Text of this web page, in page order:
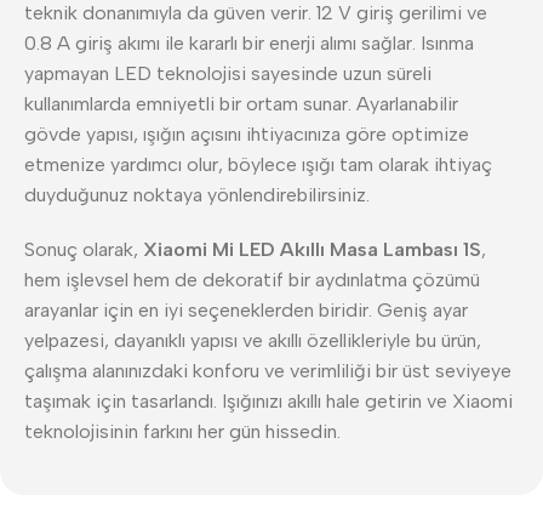
teknik donanımıyla da güven verir. 12 V giriş gerilimi ve
0.8 A giriş akımı ile kararlı bir enerji alımı sağlar. Isınma
yapmayan LED teknolojisi sayesinde uzun süreli
kullanımlarda emniyetli bir ortam sunar. Ayarlanabilir
gövde yapısı, ışığın açısını ihtiyacınıza göre optimize
etmenize yardımcı olur, böylece ışığı tam olarak ihtiyaç
duyduğunuz noktaya yönlendirebilirsiniz.
Sonuç olarak, Xiaomi Mi LED Akıllı Masa Lambası 1S,
hem işlevsel hem de dekoratif bir aydınlatma çözümü
arayanlar için en iyi seçeneklerden biridir. Geniş ayar
yelpazesi, dayanıklı yapısı ve akıllı özellikleriyle bu ürün,
çalışma alanınızdaki konforu ve verimliliği bir üst seviyeye
taşımak için tasarlandı. Işığınızı akıllı hale getirin ve Xiaomi
teknolojisinin farkını her gün hissedin.